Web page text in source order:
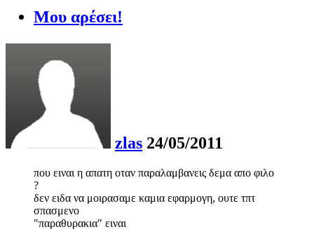
Μου αρέσει!
zlas 24/05/2011
που ειναι η απατη οταν παραλαμβανεις δεμα απο φιλο
?
δεν ειδα να μοιρασαμε καμια εφαρμογη, ουτε τπτ
σπασμενο
"παραθυρακια" ειναι